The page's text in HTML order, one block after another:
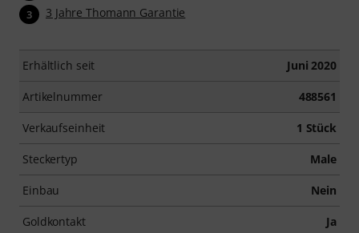
3 3 Jahre Thomann Garantie
Erhältlich seit Juni 2020
Artikelnummer 488561
Verkaufseinheit 1 Stück
Steckertyp Male
Einbau Nein
Goldkontakt Ja